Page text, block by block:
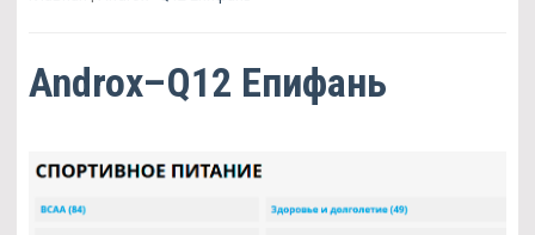
Androx–Q12 Епифань